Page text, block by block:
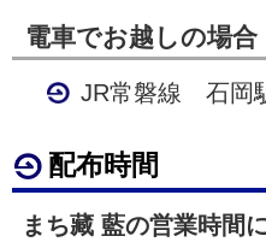
電車でお越しの場合
JR常磐線 石岡
配布時間
まち藏 藍の営業時間